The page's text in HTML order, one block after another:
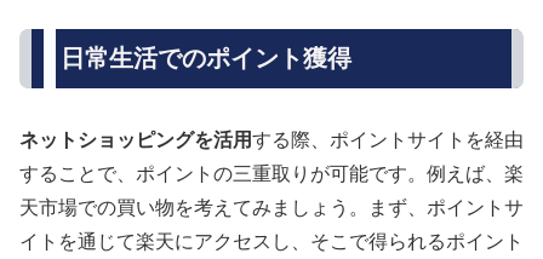
日常生活でのポイント獲得
ネットショッピングを活用する際、ポイントサイトを経由
することで、ポイントの三重取りが可能です。例えば、楽
天市場での買い物を考えてみましょう。まず、ポイントサ
イトを通じて楽天にアクセスし、そこで得られるポイント